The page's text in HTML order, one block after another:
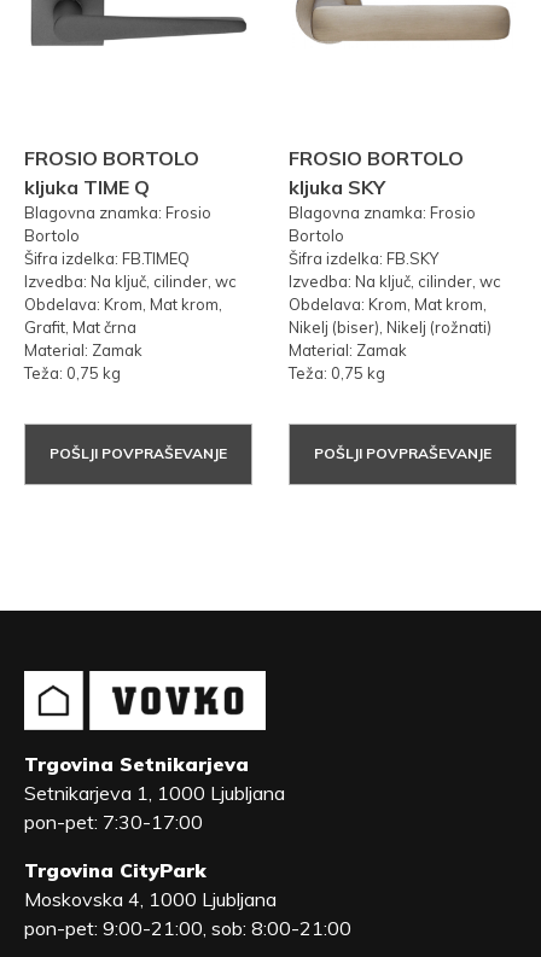
FROSIO BORTOLO
kljuka TIME Q
Blagovna znamka: Frosio
Bortolo
Šifra izdelka: FB.TIMEQ
Izvedba: Na ključ, cilinder, wc
Obdelava: Krom, Mat krom,
Grafit, Mat črna
Material: Zamak
Teža: 0,75 kg
POŠLJI POVPRAŠEVANJE
FROSIO BORTOLO
kljuka SKY
Blagovna znamka: Frosio
Bortolo
Šifra izdelka: FB.SKY
Izvedba: Na ključ, cilinder, wc
Obdelava: Krom, Mat krom,
Nikelj (biser), Nikelj (rožnati)
Material: Zamak
Teža: 0,75 kg
POŠLJI POVPRAŠEVANJE
Trgovina Setnikarjeva
Setnikarjeva 1, 1000 Ljubljana
pon-pet: 7:30-17:00
Trgovina CityPark
Moskovska 4, 1000 Ljubljana
pon-pet: 9:00-21:00, sob: 8:00-21:00